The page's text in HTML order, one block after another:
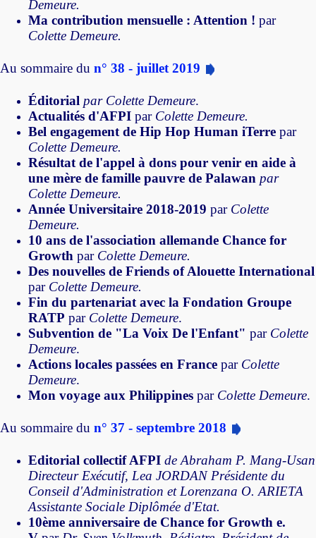
Demeure.
Ma contribution mensuelle : Attention ! par
Colette Demeure.
Au sommaire du n° 38 - juillet 2019
Éditorial parColette Demeure.
Actualités d'AFPI par Colette Demeure.
Bel engagement de Hip Hop Human iTerre par
Colette Demeure.
Résultat de l'appel à dons pour venir en aide à
une mère de famille pauvre de Palawan par
Colette Demeure.
Année Universitaire 2018-2019 par Colette
Demeure.
10 ans de l'association allemande Chance for
Growth par Colette Demeure.
Des nouvelles de Friends of Alouette International
par Colette Demeure.
Fin du partenariat avec la Fondation Groupe
RATP parColette Demeure.
Subvention de "La Voix De l'Enfant" parColette
Demeure.
Actions locales passées en France parColette
Demeure.
Mon voyage aux Philippines parColette Demeure.
Au sommaire du n° 37 - septembre 2018
Editorial collectif AFPI de Abraham P. Mang-Usan
Directeur Exécutif, Lea JORDAN Présidente du
Conseil d'Administration et Lorenzana O. ARIETA
Assistante Sociale Diplômée d'Etat.
10ème anniversaire de Chance for Growth e.